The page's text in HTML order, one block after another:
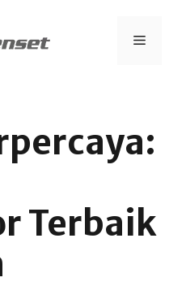
Menu
Terbaik